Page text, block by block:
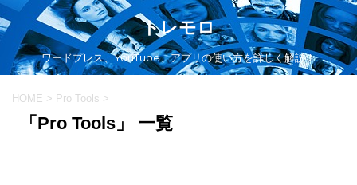
トレモロ
ワードプレス、YouTube、アプリの使い方を詳しく解説！
HOME > Pro Tools >
「Pro Tools」 一覧